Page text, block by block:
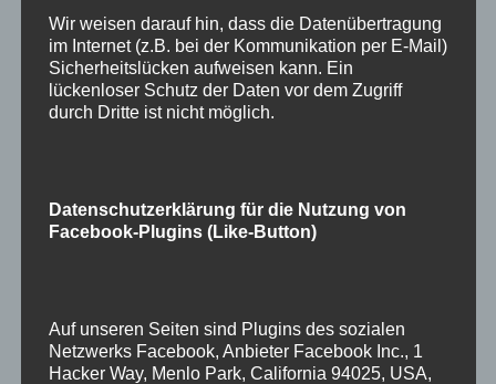
Assessment Tool (dbsat)
22. Februar 2025 vonDominik
werden. Das Erstellen eines Reports ist ziemlich
einfach, die Interpretation ist die
2138254.1 kann einfach das Zipfile
heruntergeladen werden und auf …Weiterlesen
Wir weisen darauf hin, dass die Datenübertragung
im Internet (z.B. bei der Kommunikation per E-Mail)
Sicherheitslücken aufweisen kann. Ein
lückenloser Schutz der Daten vor dem Zugriff
durch Dritte ist nicht möglich.
Datenschutzerklärung für die Nutzung von
Facebook-Plugins (Like-Button)
Auf unseren Seiten sind Plugins des sozialen
Netzwerks Facebook, Anbieter Facebook Inc., 1
Hacker Way, Menlo Park, California 94025, USA,